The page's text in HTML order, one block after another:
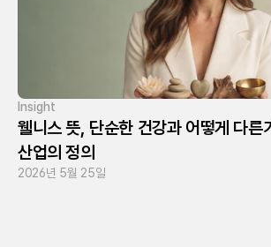
Insight
웰니스 뜻, 단순한 건강과 어떻게 다른
산업의 정의
2026년 5월 25일